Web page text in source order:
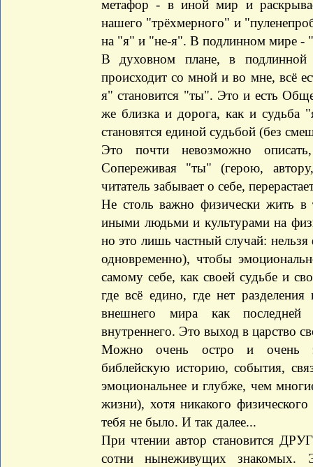
метафор - в иной мир и
нашего "трёхмерного" и
на "я" и "не-я". В подлинном мире -
В духовном плане, в подлинной
происходит со мной и во мне, всё
я" становится "ты". Это и есть
же близка и дорога, как и судьба
становятся единой судьбой (без
Это почти невозможно
Сопереживая "ты" (герою,
читатель забывает о себе,
Не столь важно физически жить
иными людьми и культурами на
но это лишь частный случай:
одновременно), чтобы
самому себе, как своей судьбе и
где всё едино, где нет
внешнего мира как последней
внутреннего. Это выход в царство
Можно очень остро и очень
библейскую историю, события,
эмоциональнее и глубже, чем
жизни), хотя никакого
тебя не было. И так далее...
При чтении автор становится
сотни нынеживущих